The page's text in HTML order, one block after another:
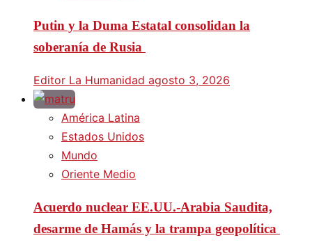
Putin y la Duma Estatal consolidan la
soberanía de Rusia
Editor La Humanidad agosto 3, 2026
América Latina
Estados Unidos
Mundo
Oriente Medio
Acuerdo nuclear EE.UU.-Arabia Saudita,
desarme de Hamás y la trampa geopolítica